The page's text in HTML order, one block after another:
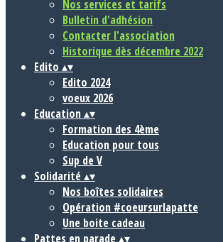
Nos services et tarifs
Bulletin d'adhésion
Contacter l'association
Historique dès décembre 2022
Edito ▴▾
Edito 2024
voeux 2026
Education▴▾
Formation des 4ème
Education pour tous
Sup de V
Solidarité▴▾
Nos boîtes solidaires
Opération #coeursurlapatte
Une boite cadeau
Pattes en parade▴▾